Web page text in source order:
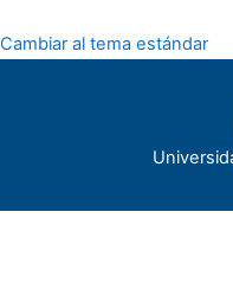
Cambiar al tema estándar